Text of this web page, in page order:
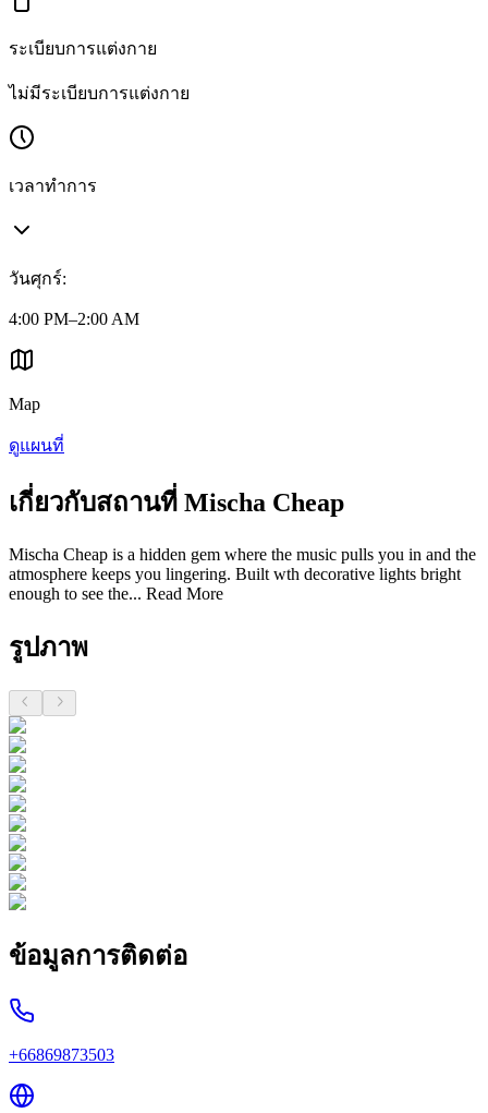
ระเบียบการแต่งกาย
ไม่มีระเบียบการแต่งกาย
เวลาทำการ
วันศุกร์:
4:00 PM–2:00 AM
Map
ดูแผนที่
เกี่ยวกับสถานที่ Mischa Cheap
Mischa Cheap is a hidden gem where the music pulls you in and the
atmosphere keeps you lingering. Built wth decorative lights bright
enough to see the... Read More
รูปภาพ
ข้อมูลการติดต่อ
+66869873503